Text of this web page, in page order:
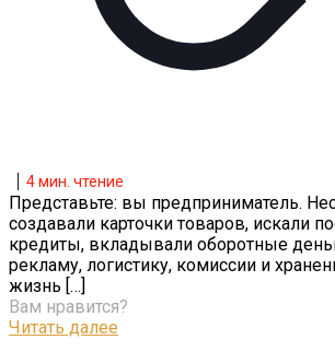
4мин. чтение
Представьте: вы предприниматель.
создавали карточки товаров, искали
кредиты, вкладывали оборотные
рекламу, логистику, комиссии и
жизнь […]
Вам нравится?
Читать далее